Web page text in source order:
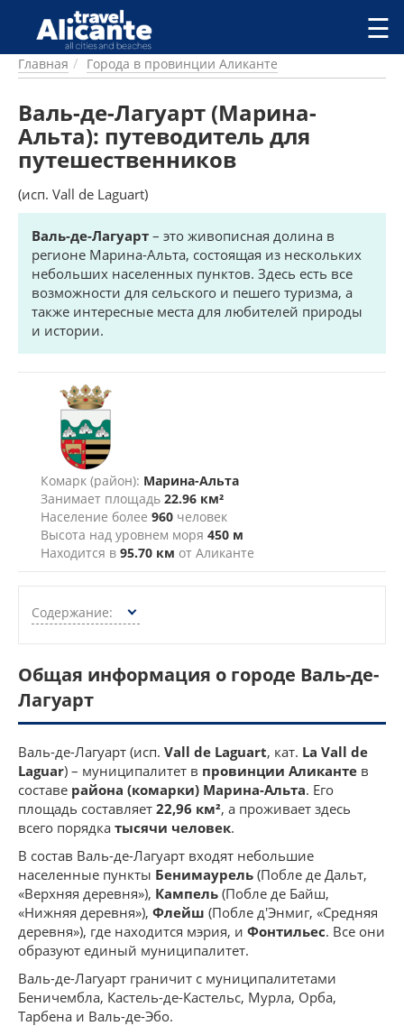
Перейти к основному содержанию
ГОРОДА
ПИТАНИЕ
ПРОЖИВАНИЕ
ПЛЯЖИ
ДОСТОПРИМЕЧАТЕЛЬНОСТИ
КЕМПИНГ
КОМАРКИ (РАЙОНЫ)
РЕЦЕПТЫ
ПРЕДЛОЖЕНИЯ
СТАТЬИ
УСЛУГИ
☰
Главная Города в провинции Аликанте
Валь-де-Лагуарт (Марина-
Альта): путеводитель для
путешественников
(исп. Vall de Laguart)
Валь-де-Лагуарт – это живописная долина в
регионе Марина-Альта, состоящая из нескольких
небольших населенных пунктов. Здесь есть все
возможности для сельского и пешего туризма, а
также интересные места для любителей природы
и истории.
Комарк (район): Марина-Альта
Занимает площадь 22.96 км²
Население более 960 человек
Высота над уровнем моря 450 м
Находится в 95.70 км от Аликанте
Содержание:
Общая информация о городе Валь-де-
Лагуарт
Валь-де-Лагуарт (исп. Vall de Laguart, кат. La Vall de
Laguar) – муниципалитет в провинции Аликанте в
составе района (комарки) Марина-Альта. Его
площадь составляет 22,96 км², а проживает здесь
всего порядка тысячи человек.
В состав Валь-де-Лагуарт входят небольшие
населенные пункты Бенимаурель (Побле де Дальт,
«Верхняя деревня»), Кампель (Побле де Байш,
«Нижняя деревня»), Флейш (Побле д'Энмиг, «Средняя
деревня»), где находится мэрия, и Фонтильес. Все они
образуют единый муниципалитет.
Валь-де-Лагуарт граничит с муниципалитетами
Беничембла, Кастель-де-Кастельс, Мурла, Орба,
Тарбена и Валь-де-Эбо.